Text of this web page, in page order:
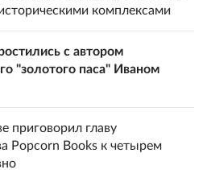
комплексами
с автором
"золотого паса" Иваном
приговорил главу
Popcorn Books к четырем